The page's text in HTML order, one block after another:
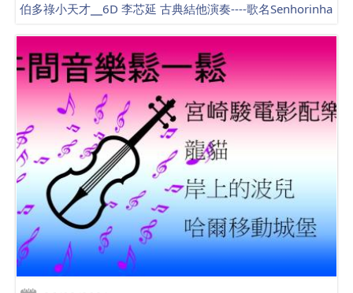
伯多祿小天才╴6D 李芯延 古典結他演奏----歌名Senhorinha